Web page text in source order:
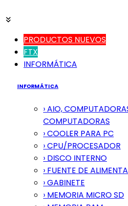
PRODUCTOS NUEVOS
FTX
INFORMÁTICA
INFORMÁTICA
› AIO,
COMPUTADORAS
› COOLER PARA PC
› CPU/PROCESADOR
› DISCO INTERNO
› FUENTE DE
› GABINETE
› MEMORIA MICRO SD